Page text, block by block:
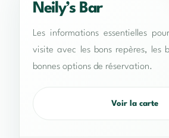
Neily’s Bar
Les informations essentielles
visite avec les bons repères, les
bonnes options de réservation.
Voir la carte